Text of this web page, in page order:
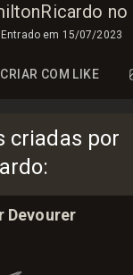
no
Entrado em 15/07/2023
CRIAR COM LIKE
criadas por
:
Devourer